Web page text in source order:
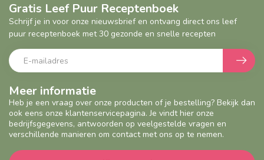
Meer informatie
Heb je een vraag over onze producten of je bestelling? Bekijk dan
ook eens onze klantenservicepagina. Je vindt hier onze
bedrijfsgegevens, antwoorden op veelgestelde vragen en
verschillende manieren om contact met ons op te nemen.
Gratis Leef Puur Receptenboek
Schrijf je in voor onze nieuwsbrief en ontvang direct ons leef
puur receptenboek met 30 gezonde en snelle recepten